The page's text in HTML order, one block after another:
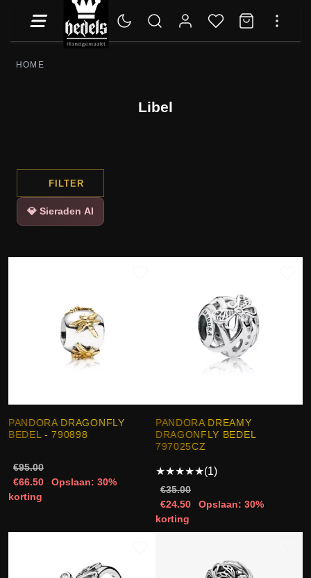
HOME
Libel
FILTER
💎 Sieraden AI
PANDORA DRAGONFLY
BEDEL - 790898
€95.00
€66.50
Opslaan: 30%
korting
PANDORA DREAMY
DRAGONFLY BEDEL
797025CZ
★★★★★(1)
€35.00
€24.50
Opslaan: 30%
korting